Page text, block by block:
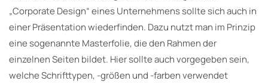
„Corporate Design“ eines Unternehmens sollte sich auch in
einer Präsentation wiederfinden. Dazu nutzt man im Prinzip
eine sogenannte Masterfolie, die den Rahmen der
einzelnen Seiten bildet. Hier sollte auch vorgegeben sein,
welche Schrifttypen, -größen und -farben verwendet